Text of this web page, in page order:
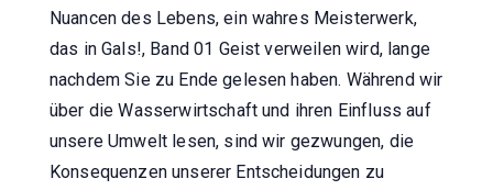
Nuancen des Lebens, ein wahres Meisterwerk,
das in Gals!, Band 01 Geist verweilen wird, lange
nachdem Sie zu Ende gelesen haben. Während wir
über die Wasserwirtschaft und ihren Einfluss auf
unsere Umwelt lesen, sind wir gezwungen, die
Konsequenzen unserer Entscheidungen zu